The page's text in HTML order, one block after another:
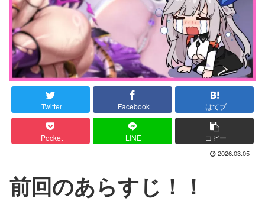
Twitter Facebook はてブ
Pocket LINE コピー
2026.03.05
前回のあらすじ！！